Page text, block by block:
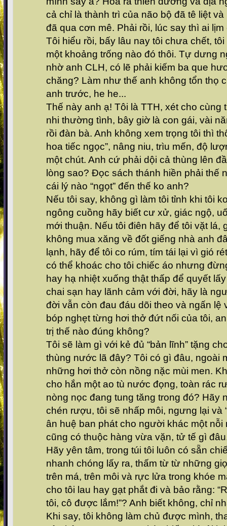
cả chỉ là thành trì của não bộ đã tê liệt
đã qua cơn mê. Phải rồi, lúc say thì ai
Tôi hiểu rồi, bấy lâu nay tôi chưa chết, tôi
một khoảng trống nào đó thôi. Tự dưng
nhờ anh CLH, có lẽ phải kiếm ba que
chăng? Làm như thế anh không tổn thọ
anh trước, he he...
Thế này anh ạ! Tôi là TTH, xét cho cùng
nhi thường tình, bây giờ là con gái, vài
rồi đàn bà. Anh không xem trọng tôi thì
hoa tiếc ngọc”, nâng niu, trìu mến, độ
một chút. Anh cứ phải dội cả thùng lên
lòng sao? Đọc sách thánh hiền phải thế
cái lý nào “ngọt” đến thế ko anh?
Nếu tôi say, không gì làm tôi tỉnh khi tôi
ngông cuồng hãy biết cư xử, giác ngộ,
mới thuận. Nếu tôi điên hãy để tôi vặt lá,
không mua xăng về đốt giếng nhà anh
lạnh, hãy để tôi co rúm, tím tái lại vì gió
có thể khoác cho tôi chiếc áo nhưng
hay hạ nhiệt xuống thật thấp để quyết
chai sạn hay lãnh cảm với đời, hãy là
đời vẫn còn đau đáu dõi theo và ngấn lệ
bóp nghẹt từng hơi thở đứt nối của tôi,
trị thế nào đúng không?
Tôi sẽ làm gì với kẻ đủ “bản lĩnh” tặng
thùng nước lã đây? Tôi có gì đâu, ngoài
những hơi thở còn nồng nặc mùi men.
cho hắn một ao tù nước đọng, toàn rác
nòng nọc đang tung tăng trong đó? Hãy
chén rượu, tôi sẽ nhấp môi, ngưng lại và
ân huệ ban phát cho người khác một nỗi
cũng có thuộc hàng vừa vặn, tử tế gì
Hãy yên tâm, trong túi tôi luôn có sẵn
nhanh chóng lấy ra, thấm từ từ những
trên má, trên môi và rực lửa trong khóe
cho tôi lau hay gạt phắt đi và bảo rằng:
tôi, cô được lắm!”? Anh biết không, chỉ
Khi say, tôi không làm chủ được mình,